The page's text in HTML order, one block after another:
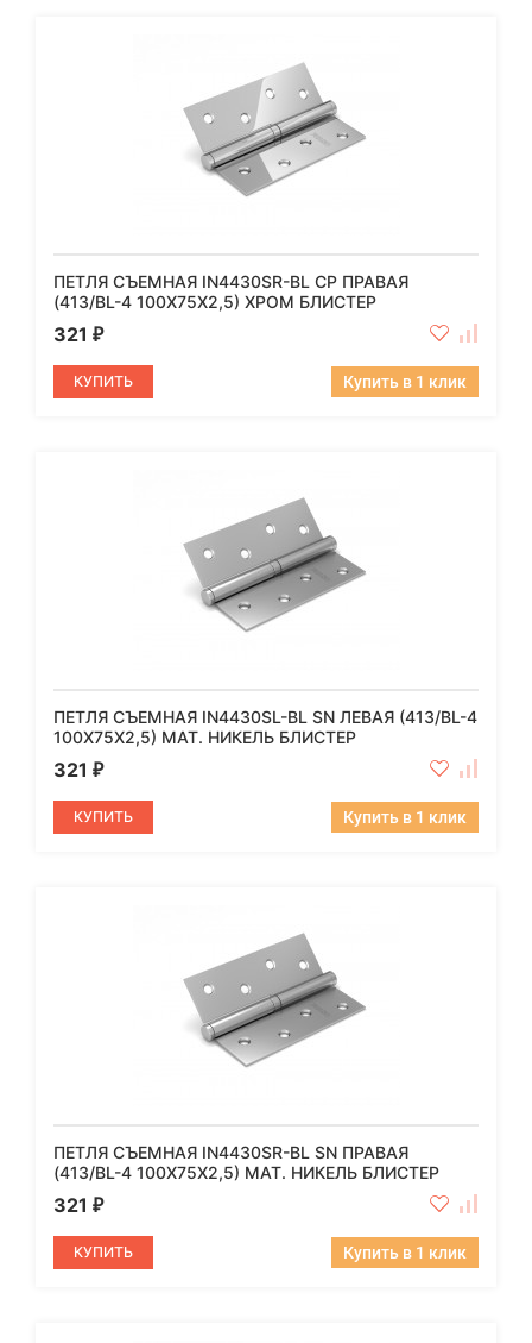
ПЕТЛЯ СЪЕМНАЯ IN4430SR-BL CP ПРАВАЯ
(413/BL-4 100X75X2,5) ХРОМ БЛИСТЕР
321 ₽
КУПИТЬ Купить в 1 клик
ПЕТЛЯ СЪЕМНАЯ IN4430SL-BL SN ЛЕВАЯ (413/BL-4
100X75X2,5) МАТ. НИКЕЛЬ БЛИСТЕР
321 ₽
КУПИТЬ Купить в 1 клик
ПЕТЛЯ СЪЕМНАЯ IN4430SR-BL SN ПРАВАЯ
(413/BL-4 100X75X2,5) МАТ. НИКЕЛЬ БЛИСТЕР
321 ₽
КУПИТЬ Купить в 1 клик